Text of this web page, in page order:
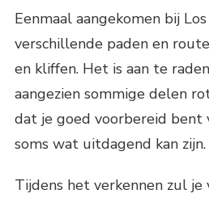
Eenmaal aangekomen bij
verschillende paden en
en kliffen. Het is aan te
aangezien sommige delen
dat je goed voorbereid bent
soms wat uitdagend kan zijn.
Tijdens het verkennen zul je